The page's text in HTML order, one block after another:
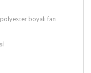
boyalı fan